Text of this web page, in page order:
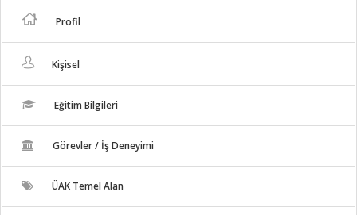
Profil
Kişisel
Eğitim Bilgileri
Görevler / İş Deneyimi
ÜAK Temel Alan